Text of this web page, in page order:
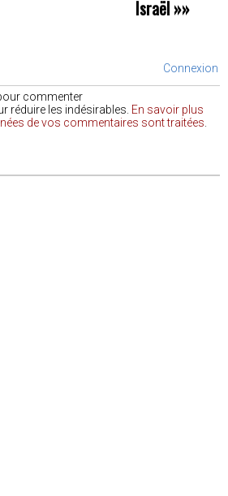
Israël»»
Connexion
commenter
réduire les indésirables. En savoir plus
de vos commentaires sont traitées